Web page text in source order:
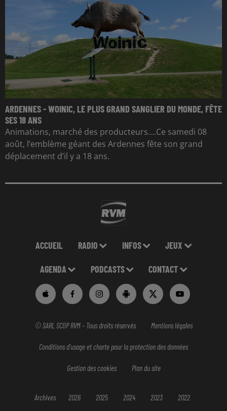
ARDENNES - WOINIC, LE PLUS GRAND SANGLIER DU MONDE, FÊTE
SES 18 ANS
Animations, marché des producteurs....Ce samedi 08
août, l’emblème géant des Ardennes fête son grand
déplacement d’il y a 18 ans.
ACCUEIL RADIO INFOS JEUX
AGENDA PODCASTS CONTACT
© SARL SCOP RVM - Tous droits réservés Mentions légales
Conditions d'usage et charte pour la protection des données
Gestion des cookies Plan du site
Archives 2026 2025 2024 2023 2022